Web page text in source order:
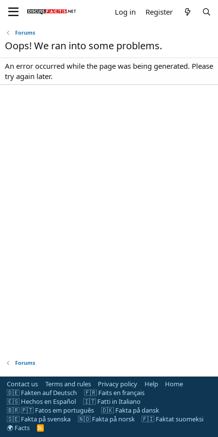
Log in Register
Forums
Oops! We ran into some problems.
An error occurred while the page was being generated. Please
try again later.
Forums
Contact us Terms and rules Privacy policy Help
Home
🇩🇪 Fakten auf Deutsch
🇫🇷 Faits en français
🇪🇸 Hechos en Español
🇮🇹 Fatti in Italiano
🇧🇷 🇵🇹 Fatos em português
🇩🇰 Fakta på dansk
🇸🇪 Fakta på svenska
🇳🇴 Fakta på norsk
🇫🇮 Faktat suomeksi
🌍 Facts
R